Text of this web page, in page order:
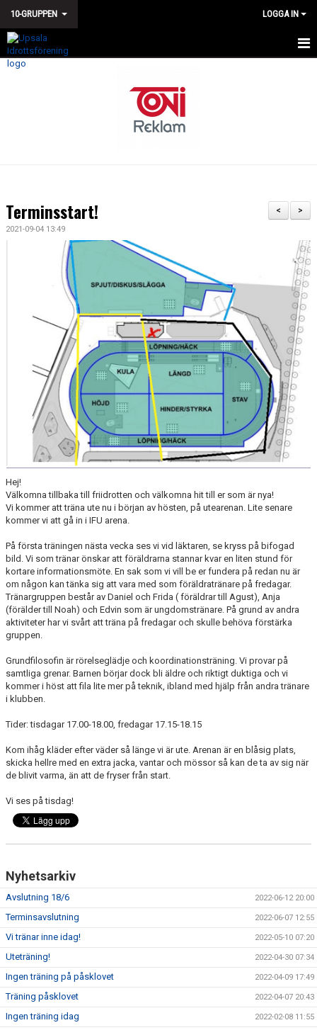
10-GRUPPEN LOGGA IN
HEM
BILDGALLERI
GÄSTBOK
>
<
Terminsstart!
2021-09-04 13:49
Hej!
Välkomna tillbaka till friidrotten och välkomna hit till er som är nya!
Vi kommer att träna ute nu i början av hösten, på utearenan. Lite senare
kommer vi att gå in i IFU arena.
På första träningen nästa vecka ses vi vid läktaren, se kryss på bifogad
bild. Vi som tränar önskar att föräldrarna stannar kvar en liten stund för
kortare informationsmöte. En sak som vi vill be er fundera på redan nu är
om någon kan tänka sig att vara med som föräldratränare på fredagar.
Tränargruppen består av Daniel och Frida ( föräldrar till Agust), Anja
(förälder till Noah) och Edvin som är ungdomstränare. På grund av andra
aktiviteter har vi svårt att träna på fredagar och skulle behöva förstärka
gruppen.
Grundfilosofin är rörelseglädje och koordinationsträning. Vi provar på
samtliga grenar. Barnen börjar dock bli äldre och riktigt duktiga och vi
kommer i höst att fila lite mer på teknik, ibland med hjälp från andra tränare
i klubben.
Tider: tisdagar 17.00-18.00, fredagar 17.15-18.15
Kom ihåg kläder efter väder så länge vi är ute. Arenan är en blåsig plats,
skicka hellre med en extra jacka, vantar och mössor så kan de ta av sig när
de blivit varma, än att de fryser från start.
Vi ses på tisdag!
Nyhetsarkiv
Avslutning 18/6 2022-06-12 20:00
Terminsavslutning 2022-06-07 12:55
Vi tränar inne idag! 2022-05-10 07:20
Uteträning! 2022-04-30 07:34
Ingen träning på påsklovet 2022-04-09 17:49
Träning påsklovet 2022-04-07 20:43
Ingen träning idag 2022-02-08 11:55